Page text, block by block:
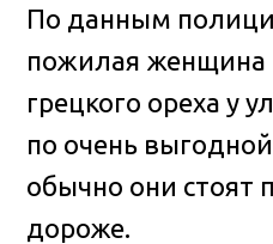
По данным
пожилая женщина
грецкого ореха у
по очень
обычно они стоят
дороже.